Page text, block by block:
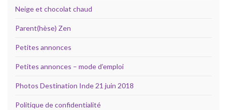
Neige et chocolat chaud
Parent(hèse) Zen
Petites annonces
Petites annonces – mode d’emploi
Photos Destination Inde 21 juin 2018
Politique de confidentialité